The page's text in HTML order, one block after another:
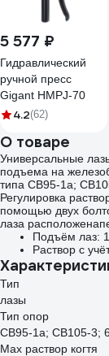
5 577 ₽
Гидравлический
ручной пресс
Gigant HMPJ-70
4.2(62)
О товаре
Универсальные
подъема на
типа СВ95-1а;
Регулировка
помощью двух
лаза
Подъём лаз:
Раствор с
Тип
лазы
Тип опор
СВ95-1а; СВ105-3;
Мах раствор когтя